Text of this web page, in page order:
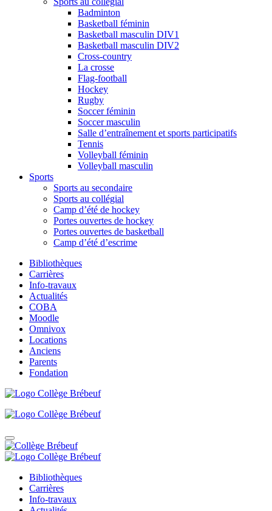
Badminton
Basketball féminin
Basketball masculin DIV1
Basketball masculin DIV2
Cross-country
La crosse
Flag-football
Hockey
Rugby
Soccer féminin
Soccer masculin
Salle d’entraînement et sports participatifs
Tennis
Volleyball féminin
Volleyball masculin
Sports
Sports au secondaire
Sports au collégial
Camp d’été de hockey
Portes ouvertes de hockey
Portes ouvertes de basketball
Camp d’été d’escrime
Bibliothèques
Carrières
Info-travaux
Actualités
COBA
Moodle
Omnivox
Locations
Anciens
Parents
Fondation
Bibliothèques
Carrières
Info-travaux